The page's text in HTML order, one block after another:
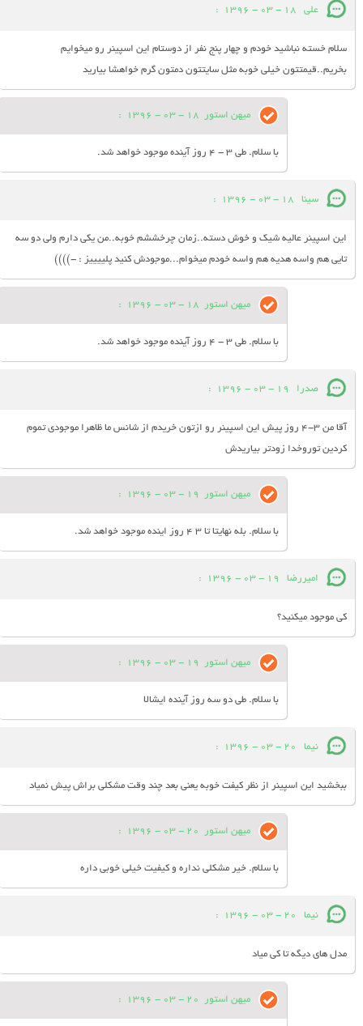
علی 18 - 03 - 1396
:
سلام خسته نباشید خودم و چهار پنج نفر از دوستام این اسپینر رو میخوایم
بخریم..قیمتتون خیلی خوبه مثل سایتتون دمتون گرم خواهشا بیارید
میهن استور 18 - 03 - 1396
:
با سلام. طی 3 - 4 روز آینده موجود خواهد شد.
سینا 18 - 03 - 1396
:
این اسپینر عالیه شیک و خوش دسته..زمان چرخششم خوبه..من یکی دارم ولی دو سه
تایی هم واسه هدیه هم واسه خودم میخوام...موجودش کنید پلییییز : -))))
میهن استور 18 - 03 - 1396
:
با سلام. طی 3 - 4 روز آینده موجود خواهد شد.
صدرا 19 - 03 - 1396
:
آقا من 3-4 روز پیش این اسپینر رو ازتون خریدم از شانس ما ظاهرا موجودی تموم
کردین توروخدا زودتر بیاریدش
میهن استور 19 - 03 - 1396
:
با سلام. بله نهایتا تا 3 4 روز اینده موجود خواهد شد.
امیررضا 19 - 03 - 1396
:
کی موجود میکنید؟
میهن استور 19 - 03 - 1396
:
با سلام. طی دو سه روز آینده ایشالا
نیما 20 - 03 - 1396
:
ببخشید این اسپینر از نظر کیفت خوبه یعنی بعد چند وقت مشکلی براش پیش نمیاد
میهن استور 20 - 03 - 1396
:
با سلام. خیر مشکلی نداره و کیفیت خیلی خوبی داره
نیما 20 - 03 - 1396
:
مدل های دیگه تا کی میاد
میهن استور 20 - 03 - 1396
: